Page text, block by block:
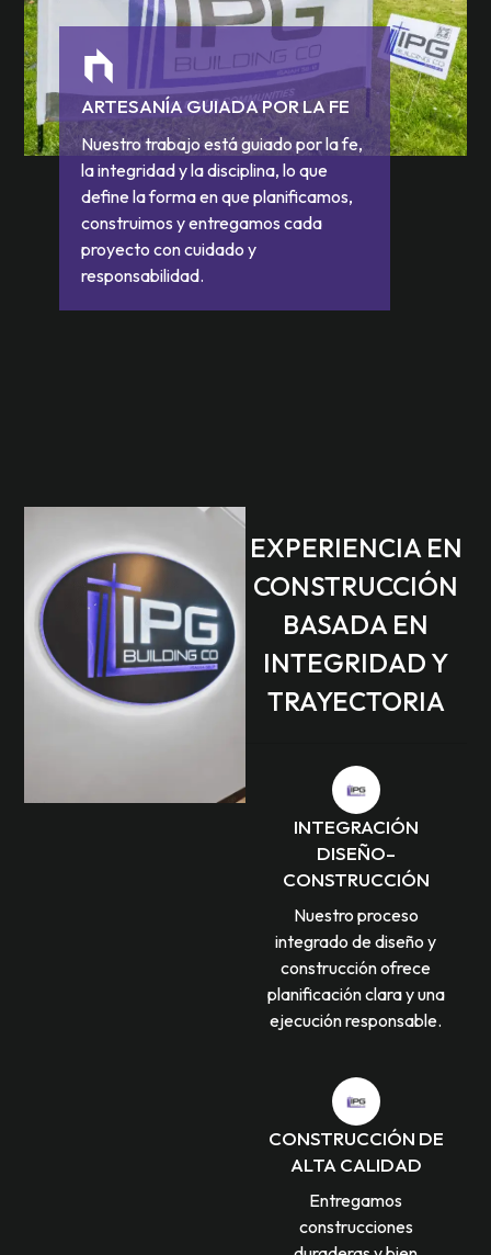
ARTESANÍA GUIADA POR LA FE
Nuestro trabajo está guiado por la fe,
la integridad y la disciplina, lo que
define la forma en que planificamos,
construimos y entregamos cada
proyecto con cuidado y
responsabilidad.
EXPERIENCIA EN
CONSTRUCCIÓN
BASADA EN
INTEGRIDAD Y
TRAYECTORIA
INTEGRACIÓN
DISEÑO–
CONSTRUCCIÓN
Nuestro proceso
integrado de diseño y
construcción ofrece
planificación clara y una
ejecución responsable.
CONSTRUCCIÓN DE
ALTA CALIDAD
Entregamos
construcciones